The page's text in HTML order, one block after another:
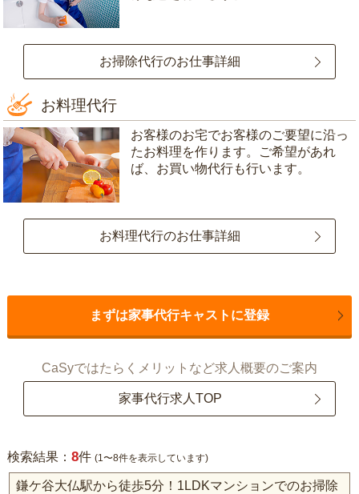
お掃除代行のお仕事詳細
お料理代行
お客様のお宅でお客様のご要望に沿っ
たお料理を作ります。ご希望があれ
ば、お買い物代行も行います。
お料理代行のお仕事詳細
まずは家事代行キャストに登録
CaSyではたらくメリットなど求人概要のご案内
家事代行求人TOP
検索結果： 8件 (1〜8件を表示しています)
鎌ケ谷大仏駅から徒歩5分！1LDKマンションでのお掃除